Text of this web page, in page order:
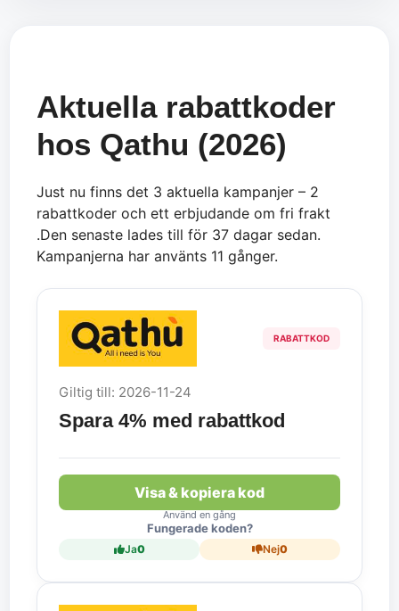
Aktuella rabattkoder
hos Qathu (2026)
Just nu finns det 3 aktuella kampanjer – 2
rabattkoder och ett erbjudande om fri frakt
.Den senaste lades till för 37 dagar sedan.
Kampanjerna har använts 11 gånger.
RABATTKOD
Giltig till: 2026-11-24
Spara 4% med rabattkod
Visa & kopiera kod
Använd en gång
Fungerade koden?
Ja0 Nej0